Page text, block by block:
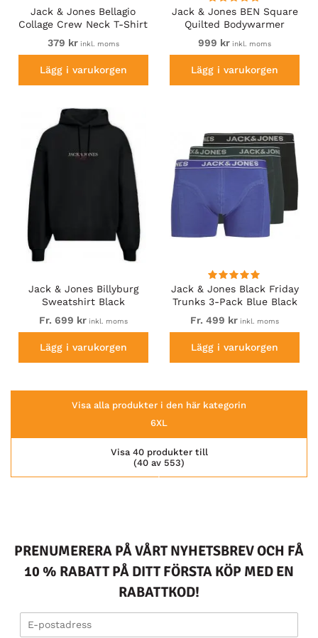
Jack & Jones Bellagio
Collage Crew Neck T-Shirt
Antique White
379 krinkl. moms
Lägg i varukorgen
Jack & Jones BEN Square
Quilted Bodywarmer
Black
999 kr inkl. moms
Lägg i varukorgen
Jack & Jones Billyburg
Sweatshirt Black
Fr. 699 krinkl. moms
Lägg i varukorgen
Jack & Jones Black Friday
Trunks 3-Pack Blue Black
Fr. 499 kr inkl. moms
Lägg i varukorgen
Visa alla produkter i den här kategorin
6XL
(40 av 553)
Visa 40 produkter till
PRENUMERERA PÅ VÅRT NYHETSBREV OCH FÅ
10 % RABATT PÅ DITT FÖRSTA KÖP MED EN
RABATTKOD!